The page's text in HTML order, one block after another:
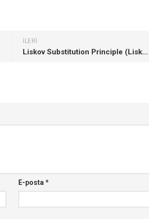
İLERI
Liskov Substitution Principle (Liskov’un Yerine Geçme Prensibi)
E-posta *